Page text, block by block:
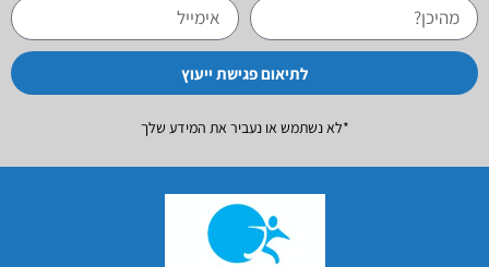
לתיאום פגישת ייעוץ
*לא נשתמש או נעביר את המידע שלך